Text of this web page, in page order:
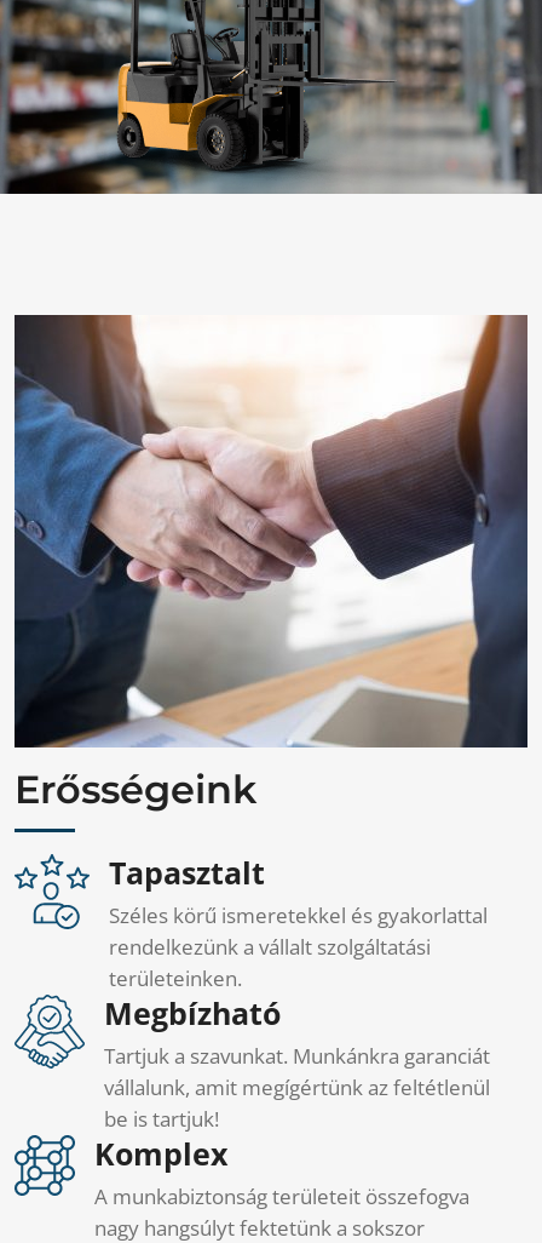
Erősségeink
Tapasztalt
Széles körű ismeretekkel és gyakorlattal
rendelkezünk a vállalt szolgáltatási
területeinken.
Megbízható
Tartjuk a szavunkat. Munkánkra garanciát
vállalunk, amit megígértünk az feltétlenül
be is tartjuk!
Komplex
A munkabiztonság területeit összefogva
nagy hangsúlyt fektetünk a sokszor